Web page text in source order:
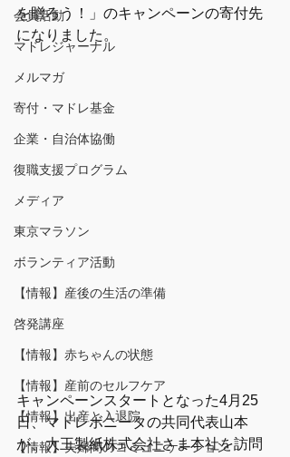
会員活動
マドレジャーナル
メルマガ
寄付・マドレ基金
企業・自治体協働
復職支援プログラム
メディア
東京マラソン
ボランティア活動
【情報】産後の生活の準備
啓発講座
【情報】赤ちゃんの状態
【情報】産前のセルフケア
【情報】出産と入退院
【情報】夫婦間のコミュニケーション
を贈ろう！」のキャンペーンの寄付先
になりました。
キャンペーンスタートとなった4月25
日、マドレボニータの共同代表山本
が、大王製紙株式会社さま本社を訪問